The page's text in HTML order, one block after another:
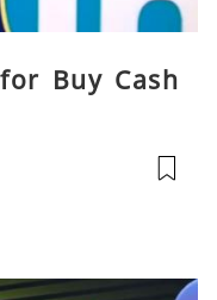
Buy Cash